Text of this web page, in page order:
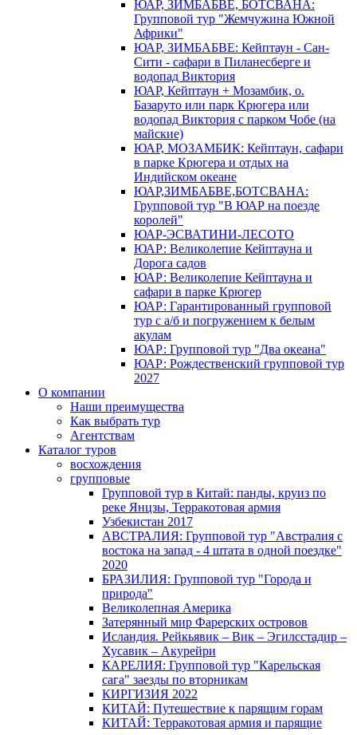
ЮАР, ЗИМБАБВЕ, БОТСВАНА:
Групповой тур "Жемчужина Южной
Африки"
ЮАР, ЗИМБАБВЕ: Кейптаун - Сан-
Сити - сафари в Пиланесберге и
водопад Виктория
ЮАР, Кейптаун + Мозамбик, о.
Базаруто или парк Крюгера или
водопад Виктория с парком Чобе (на
майские)
ЮАР, МОЗАМБИК: Кейптаун, сафари
в парке Крюгера и отдых на
Индийском океане
ЮАР,ЗИМБАБВЕ,БОТСВАНА:
Групповой тур "В ЮАР на поезде
королей"
ЮАР-ЭСВАТИНИ-ЛЕСОТО
ЮАР: Великолепие Кейптауна и
Дорога садов
ЮАР: Великолепие Кейптауна и
сафари в парке Крюгер
ЮАР: Гарантированный групповой
тур с а/б и погружением к белым
акулам
ЮАР: Групповой тур "Два океана"
ЮАР: Рождественский групповой тур
2027
О компании
Наши преимущества
Как выбрать тур
Агентствам
Каталог туров
восхождения
групповые
Групповой тур в Китай: панды, круиз по
реке Янцзы, Терракотовая армия
Узбекистан 2017
АВСТРАЛИЯ: Групповой тур "Австралия с
востока на запад - 4 штата в одной поездке"
2020
БРАЗИЛИЯ: Групповой тур "Города и
природа"
Великолепная Америка
Затерянный мир Фарерских островов
Исландия. Рейкьявик – Вик – Эгилсстадир –
Хусавик – Акурейри
КАРЕЛИЯ: Групповой тур "Карельская
сага" заезды по вторникам
КИРГИЗИЯ 2022
КИТАЙ: Путешествие к парящим горам
КИТАЙ: Терракотовая армия и парящие